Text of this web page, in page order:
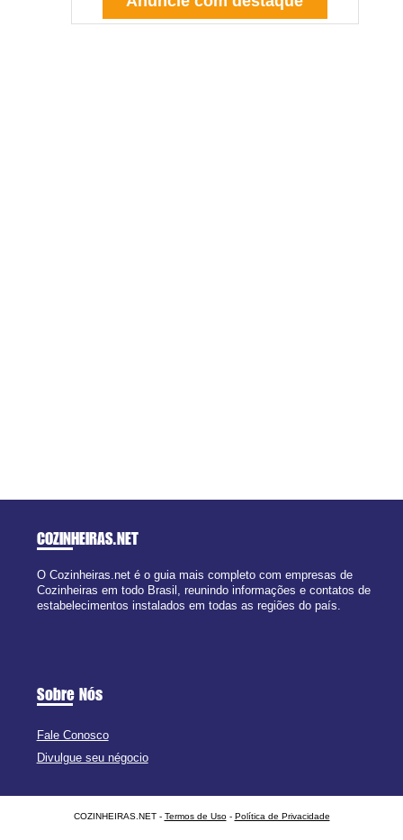
COZINHEIRAS.NET
O Cozinheiras.net é o guia mais completo com empresas de
Cozinheiras em todo Brasil, reunindo informações e contatos de
estabelecimentos instalados em todas as regiões do país.
Sobre Nós
Fale Conosco
Divulgue seu négocio
COZINHEIRAS.NET - Termos de Uso- Política de Privacidade